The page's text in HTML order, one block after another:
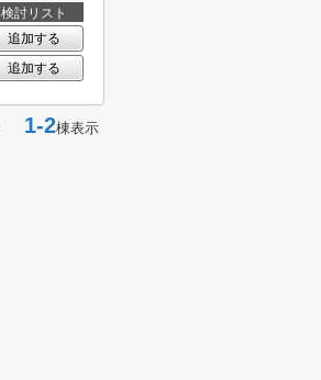
検討リスト
追加する
追加する
1-2棟表示